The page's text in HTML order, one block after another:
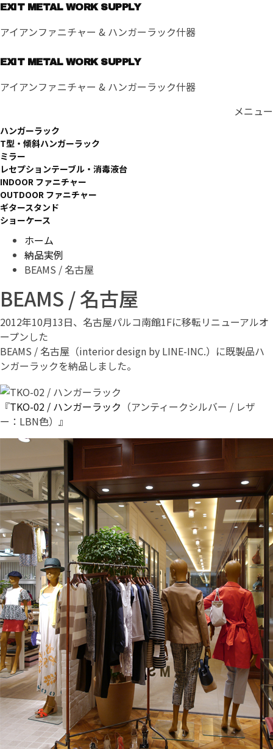
コ
テ
ツ
へ
ス
プ
EXIT METAL WORK SUPPLY
アイアンファニチャー & ハンガーラック什器
EXIT METAL WORK SUPPLY
アイアンファニチャー & ハンガーラック什器
メニュー
ハンガーラック
T型・傾斜ハンガーラック
ミラー
レセプションテーブル・消毒液台
INDOOR ファニチャー
OUTDOOR ファニチャー
ギタースタンド
ショーケース
ホーム
納品実例
BEAMS / 名古屋
BEAMS / 名古屋
2012年10月13日、名古屋パルコ南館1Fに移転リニューアルオ
ープンした
BEAMS / 名古屋（interior design by LINE-INC.）に既製品ハ
ンガーラックを納品しました。
『TKO-02 / ハンガーラック （アンティークシルバー / レザ
ー：LBN色）』